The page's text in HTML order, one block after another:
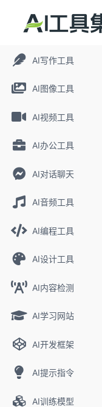
AI写作工具
AI图像工具
AI视频工具
AI办公工具
AI对话聊天
AI音频工具
AI编程工具
AI设计工具
AI内容检测
AI学习网站
AI开发框架
AI提示指令
AI训练模型